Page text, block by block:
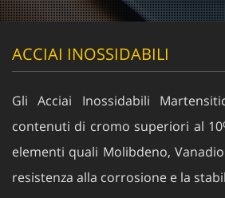
ACCIAI INOSSIDABILI
Gli Acciai Inossidabili
contenuti di cromo superiori al
elementi quali Molibdeno,
resistenza alla corrosione e la